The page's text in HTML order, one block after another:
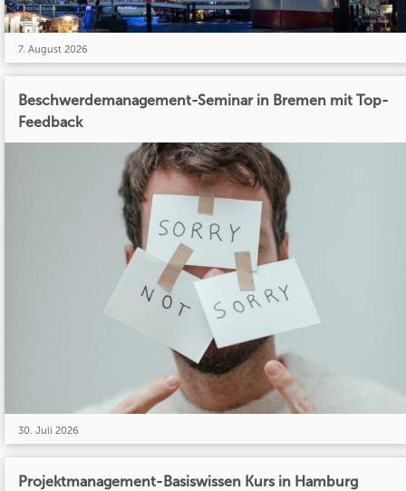
7. August 2026
Beschwerdemanagement-Seminar in Bremen mit Top-
Feedback
30. Juli 2026
Projektmanagement-Basiswissen Kurs in Hamburg